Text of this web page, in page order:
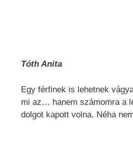
Tóth Anita
Egy férfinek is lehetnek
mi az… hanem számomra a
dolgot kapott volna. Néha